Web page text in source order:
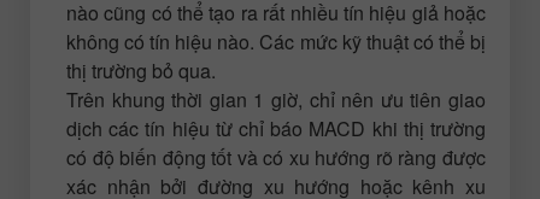
nào cũng có thể tạo ra rất nhiều tín hiệu giả hoặc
không có tín hiệu nào. Các mức kỹ thuật có thể bị
thị trường bỏ qua.
Trên khung thời gian 1 giờ, chỉ nên ưu tiên giao
dịch các tín hiệu từ chỉ báo MACD khi thị trường
có độ biến động tốt và có xu hướng rõ ràng được
xác nhận bởi đường xu hướng hoặc kênh xu